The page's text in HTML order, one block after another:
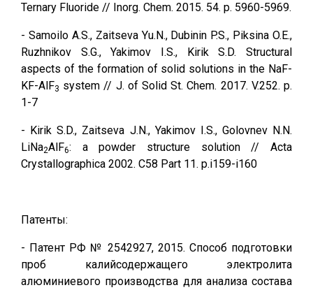
Ternary Fluoride // Inorg. Сhem. 2015. 54. p. 5960-5969.
- Samoilo A.S., Zaitseva Yu.N., Dubinin P.S., Piksina O.E.,
Ruzhnikov S.G., Yakimov I.S., Kirik S.D. Structural
aspects of the formation of solid solutions in the NaF-
KF-AlF3 system // J. of Solid St. Chem. 2017. V.252. p.
1-7
- Kirik S.D., Zaitseva J.N., Yakimov I.S., Golovnev N.N.
LiNa2AlF6: a powder structure solution // Acta
Crystallographica 2002. C58 Part 11. p.i159-i160
Патенты:
- Патент РФ № 2542927, 2015. Способ подготовки
проб калийсодержащего электролита
алюминиевого производства для анализа состава